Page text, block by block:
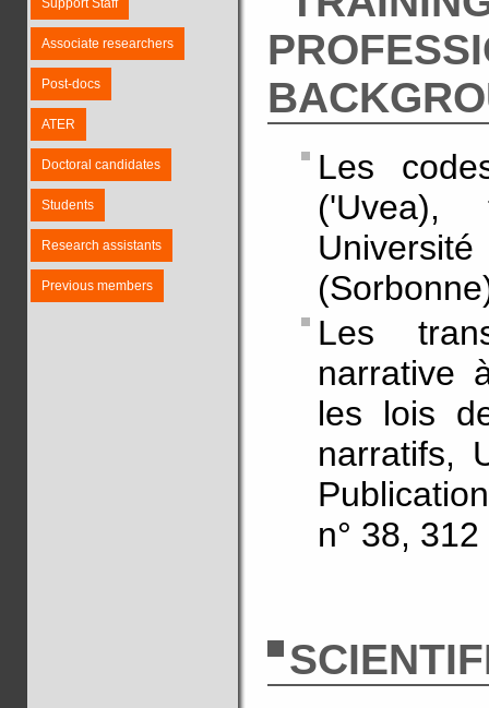
Support Staff
Associate researchers
Post-docs
ATER
Doctoral candidates
Students
Research assistants
Previous members
Les
('Uvea),
Les
narrative
les lois
narratifs,
n° 38, 312